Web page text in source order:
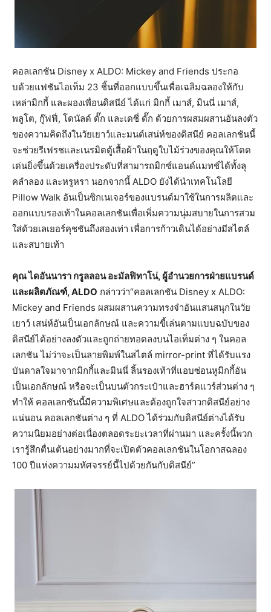
คอลเลกชัน Disney x ALDO: Mickey and Friends ประกอ
บด้วยแฟชันไอเท็ม 23 ชิ้นที่ออกแบบขึ้นเพื่อเฉลิมฉลองให้กับ
เหล่ามิกกี้ และผองเพื่อนดิสนีย์ ได้แก่ มิกกี้ เมาส์, มินนี่ เมาส์,
พลูโต, กู๊ฟฟี่, โดนัลด์ ดั๊ก และเดซี่ ดั๊ก ด้วยการผสมผสานอันลงตัว
ของความคิดถึงในวัยเยาว์และมนต์เสน่ห์ของดิสนีย์ คอลเลกชันนี้
จะช่วยรีเฟรชและเนรมิตตู้เสื้อผ้าในฤดูใบไม้ร่วงของคุณให้โดด
เด่นยิ่งขึ้นด้วยเครื่องประดับที่สามารถมิกซ์แอนด์แมทช์ได้ทั้งลุ
คลำลอง และหรูหรา นอกจากนี้ ALDO ยังได้นำเทคโนโลยี
Pillow Walk อันเป็นซิกเนเจอร์ของแบรนด์มาใช้ในการผลิตและ
ออกแบบรองเท้าในคอลเลกชันเพื่อเพิ่มความนุ่มสบายในการสวม
ใส่ด้วยเลเยอร์คุชชันถึงสองเท่า เพื่อการก้าวเดินได้อย่างมีสไตล์
และสบายเท้า
คุณ ไดอันนารา กรูลลอน อะมัลฟิทาโน่, ผู้อำนวยการฝ่ายแบรนด์
และผลิตภัณฑ์,ALDO กล่าวว่า“คอลเลกชัน Disney x ALDO:
Mickey and Friends ผสมผสานความทรงจำอันแสนสนุกในวัย
เยาว์ เสน่ห์อันเป็นเอกลักษณ์ และความขี้เล่นตามแบบฉบับของ
ดิสนีย์ได้อย่างลงตัวและถูกถ่ายทอดลงบนไอเท็มต่าง ๆ ในคอล
เลกชัน ไม่ว่าจะเป็นลายพิมพ์ในสไตล์ mirror-print ที่ได้รับแรง
บันดาลใจมาจากมิกกี้และมินนี่ ลิ้นรองเท้าที่แอบซ่อนหูมิกกี้อัน
เป็นเอกลักษณ์ หรือจะเป็นบนตัวกระเป๋าและฮาร์ดแวร์ส่วนต่าง ๆ
ทำให้ คอลเลกชันนี้มีความพิเศษและต้องถูกใจสาวกดิสนีย์อย่าง
แน่นอน คอลเลกชันต่าง ๆ ที่ ALDO ได้ร่วมกับดิสนีย์ต่างได้รับ
ความนิยมอย่างต่อเนื่องตลอดระยะเวลาที่ผ่านมา และครั้งนี้พวก
เรารู้สึกตื่นเต้นอย่างมากที่จะเปิดตัวคอลเลกชันในโอกาสฉลอง
100 ปีแห่งความมหัศจรรย์นี้ไปด้วยกันกับดิสนีย์”